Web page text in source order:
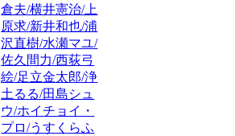
倉夫/横井憲治/上
原求/新井和也/浦
沢直樹/水瀬マユ/
佐久間力/西荻弓
絵/足立金太郎/浄
土るる/田島シュ
ウ/ホイチョイ・
プロ/うすくらふ